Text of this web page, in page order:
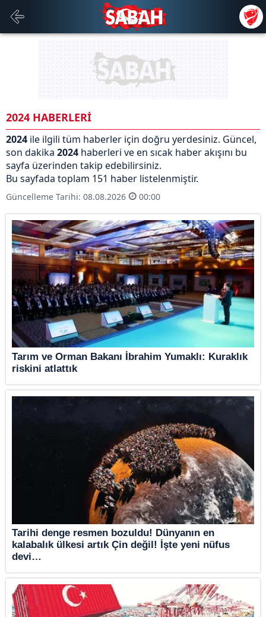
2024 HABERLERİ
2024 ile ilgili tüm haberler için doğru yerdesiniz. Güncel,
son dakika 2024 haberleri ve en sıcak haber akışını bu
sayfa üzerinden takip edebilirsiniz.
Bu sayfada toplam 151 haber listelenmiştir.
Güncelleme Tarihi: 08.08.2026 00:00
Tarım ve Orman Bakanı İbrahim Yumaklı: Kuraklık
riskini atlattık
Tarihi denge resmen bozuldu! Dünyanın en
kalabalık ülkesi artık Çin değil! İşte yeni nüfus
devi…